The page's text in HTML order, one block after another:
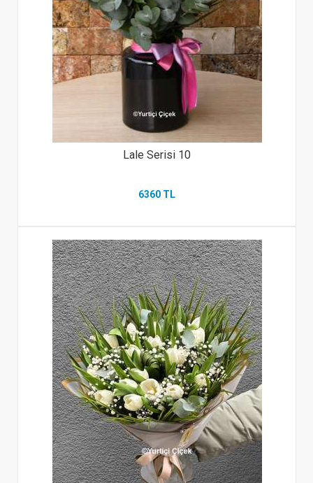
Lale Serisi 10
6360 TL